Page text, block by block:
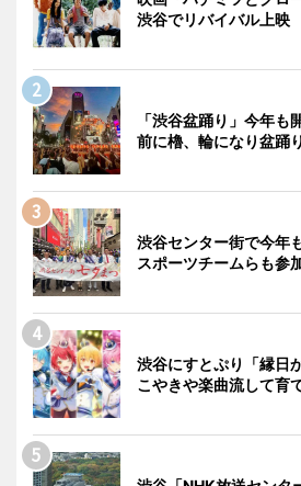
渋谷でリバイバル上映
「渋谷盆踊り」今年
前に櫓、輪になり盆踊り
渋谷センター街で今年
スポーツチームらも参
渋谷にすとぷり「縁
こやきや楽曲流して育